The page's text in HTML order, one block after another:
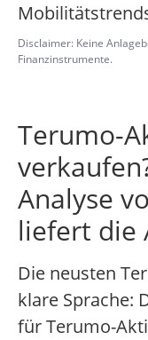
Disclaimer: Keine
Finanzinstrumente.
Terumo-
Analyse
liefert die
Die neusten
klare Sprache:
für Terumo-